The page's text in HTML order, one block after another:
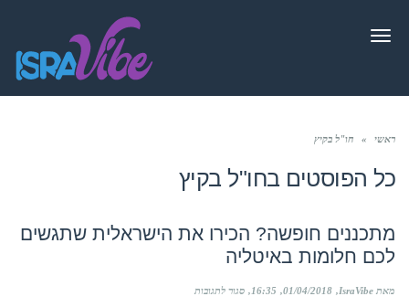
תפריט
ראשי » חו"ל בקיץ
כל הפוסטים בחו"ל בקיץ
מתכננים חופשה? הכירו את הישראלית שתגשים
לכם חלומות באיטליה
מאת IsraVibe 01/04/2018
16:35 סגור לתגובות